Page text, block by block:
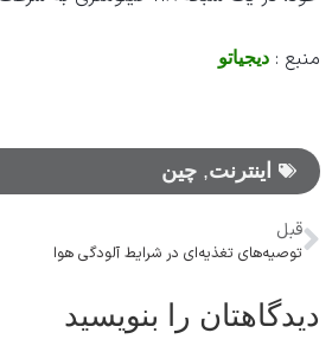
منبع : دیجیاتو
اینترنت, چین
قبل
توصیه‌های تغذیه‌ای در شرایط آلودگی هوا
دیدگاهتان را بنویسید